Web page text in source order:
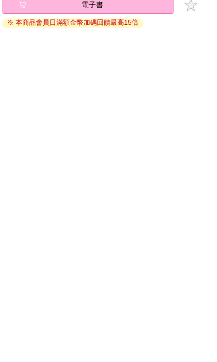
退換貨須知：
因版權保護，您在金石堂所購買的電子書僅能以金石堂專屬
電子書
※ 本商品會員日滿額金幣加碼回饋最高15倍